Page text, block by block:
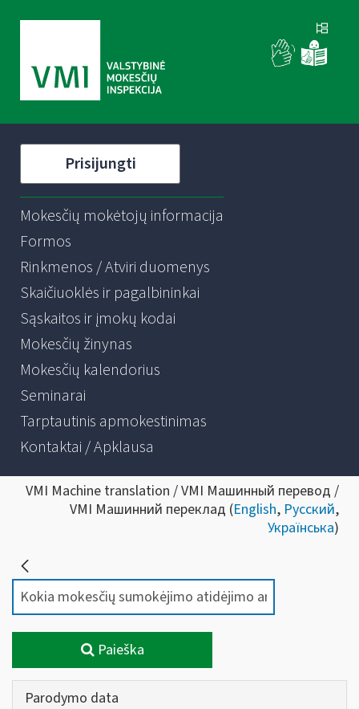
Prisijungti
Mokesčių mokėtojų informacija
Formos
Rinkmenos / Atviri duomenys
Skaičiuoklės ir pagalbininkai
Sąskaitos ir įmokų kodai
Mokesčių žinynas
Mokesčių kalendorius
Seminarai
Tarptautinis apmokestinimas
Kontaktai / Apklausa
VMI Machine translation / VMI Машинный перевод /
VMI Машинний переклад (English, Русский,
Українська)
Paieška
Parodymo data